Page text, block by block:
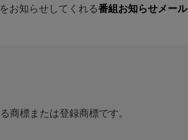
お知らせしてくれる番組お知らせメール
商標または登録商標です。